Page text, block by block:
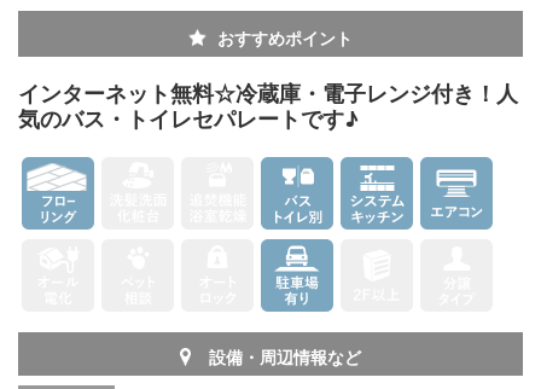
おすすめポイント
インターネット無料☆冷蔵庫・電子レンジ付き！人
気のバス・トイレセパレートです♪
設備・周辺情報など